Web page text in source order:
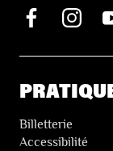
Billetterie
Accessibilité